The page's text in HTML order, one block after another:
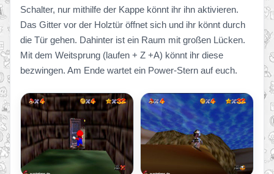
Schalter, nur mithilfe der Kappe könnt ihr ihn aktivieren.
Das Gitter vor der Holztür öffnet sich und ihr könnt durch
die Tür gehen. Dahinter ist ein Raum mit großen Lücken.
Mit dem Weitsprung (laufen + Z +A) könnt ihr diese
bezwingen. Am Ende wartet ein Power-Stern auf euch.